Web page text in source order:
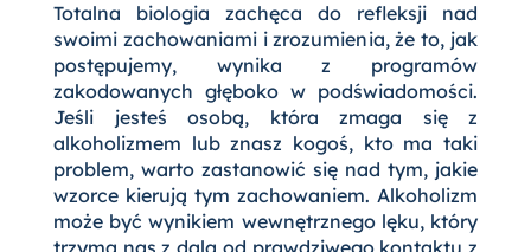
Totalna biologia zachęca do refleksji nad
swoimi zachowaniami i zrozumienia, że to, jak
postępujemy, wynika z programów
zakodowanych głęboko w podświadomości.
Jeśli jesteś osobą, która zmaga się z
alkoholizmem lub znasz kogoś, kto ma taki
problem, warto zastanowić się nad tym, jakie
wzorce kierują tym zachowaniem. Alkoholizm
może być wynikiem wewnętrznego lęku, który